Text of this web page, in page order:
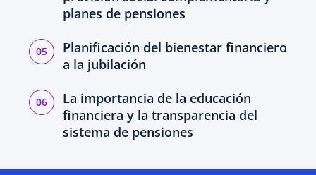
planes de pensiones
Planificación del bienestar financiero
a la jubilación
La importancia de la educación
financiera y la transparencia del
sistema de pensiones